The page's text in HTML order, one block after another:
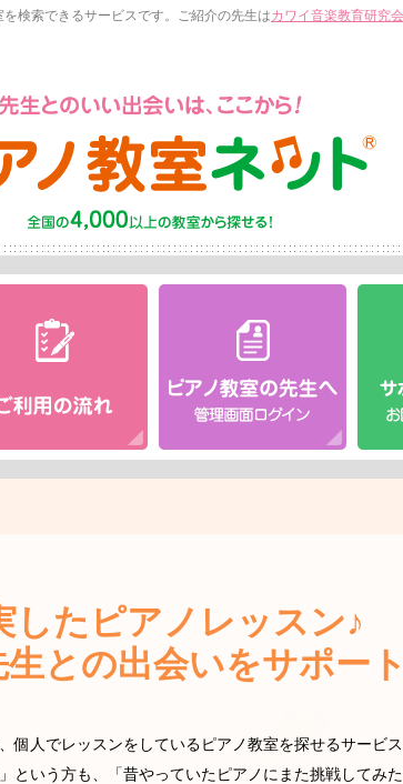
検索できるサービスです。ご紹介の先生はカワイ音楽教育研究会
した ピアノレッスン♪
との出会いをサポート
個人でレッスンをしているピアノ教室を探せるサービス
という方も、「昔やっていたピアノにまた挑戦してみた